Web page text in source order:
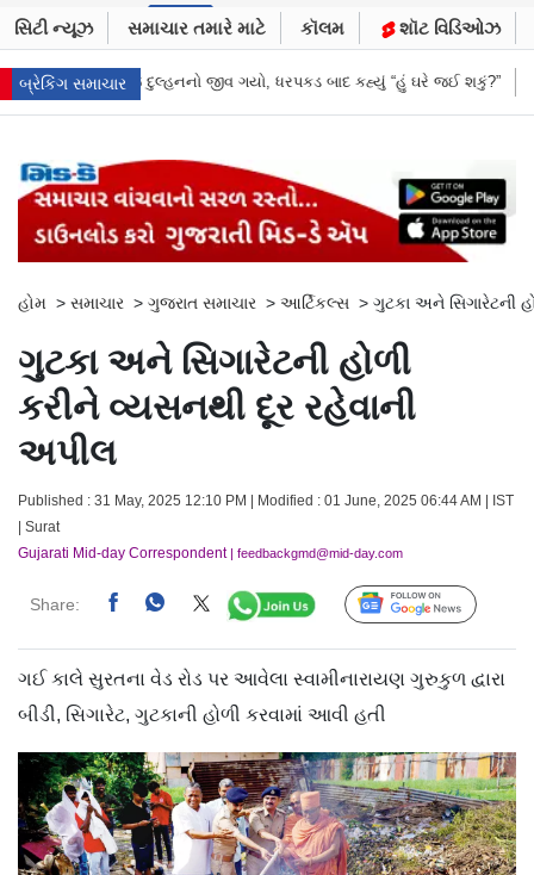
સિટી ન્યૂઝ સમાચાર તમારે માટે કૉલમ શૉટ વિડિઓઝ
બ્રેકિંગ સમાચાર
બાદ કહ્યું “હું ઘરે જઈ શકું?” ‘હું બાબા બાગેશ્વર નથી...’: IIT દિલ્હીમાં
હોમ > સમાચાર > ગુજરાત સમાચાર > આર્ટિકલ્સ > ગુટકા અને સિગારેટની
ગુટકા અને સિગારેટની હોળી
કરીને વ્યસનથી દૂર રહેવાની
અપીલ
Published : 31 May, 2025 12:10 PM | Modified : 01 June, 2025 06:44 AM | IST
| Surat
Gujarati Mid-day Correspondent| feedbackgmd@mid-day.com
Share: Follow Us
ગઈ કાલે સુરતના વેડ રોડ પર આવેલા સ્વામીનારાયણ ગુરુકુળ દ્વારા
બીડી, સિગારેટ, ગુટકાની હોળી કરવામાં આવી હતી